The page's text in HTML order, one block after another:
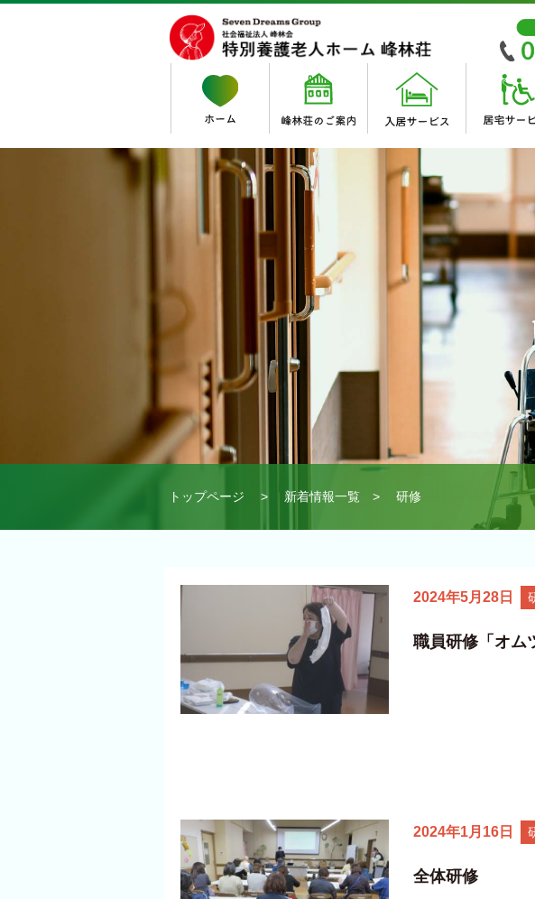
法人理念
入居サービス
特別養護老人ホーム 峰林荘
・峰林荘（ユニット型）
・峰林荘（地域密着
特別養護老人ホーム 峰林荘（併設短期入所）
居宅サービス
・峰林荘通所介護事業所
・ゆうゆうケア・ワン デイサービスセンター
特別養護老人ホーム 峰林荘
職員のご紹介
トップページ > 新着情報一覧 > 研修
2024年5月28日
職員研修「オム
2024年1月16日
全体研修